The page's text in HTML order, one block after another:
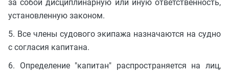
за собой дисциплинарную или иную ответственность,
установленную законом.
5. Все члены судового экипажа назначаются на судно
с согласия капитана.
6. Определение "капитан" распространяется на лиц,